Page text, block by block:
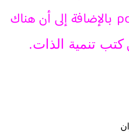
بالإضافة إلى أن هناك
كتب تنمية الذات.